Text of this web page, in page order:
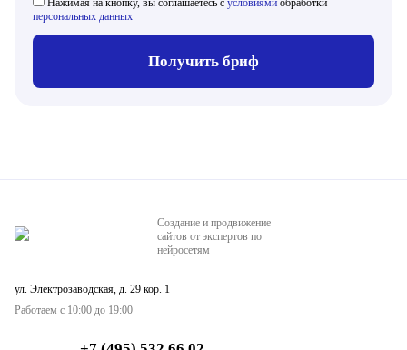
Нажимая на кнопку, вы соглашаетесь с условиями обработки
персональных данных
Получить бриф
Создание и продвижение
сайтов от экспертов по
нейросетям
ул. Электрозаводская, д. 29 кор. 1
Работаем с 10:00 до 19:00